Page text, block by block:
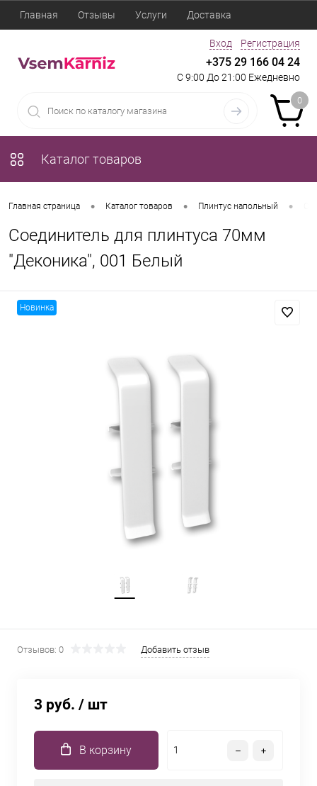
Главная Отзывы Услуги Доставка
Вход Регистрация
+375 29 166 04 24
С 9:00 До 21:00 Ежедневно
0
Каталог товаров
Главная страница • Каталог товаров • Плинтус напольный •
Соединитель для плинтуса 70мм
"Деконика", 001 Белый
Новинка
Отзывов: 0 Добавить отзыв
3 руб. / шт
В корзину